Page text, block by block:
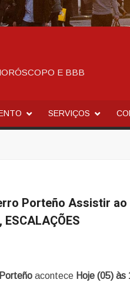
E BBB
SERVIÇOS
Porteño Assistir
acontece Hoje (05) às